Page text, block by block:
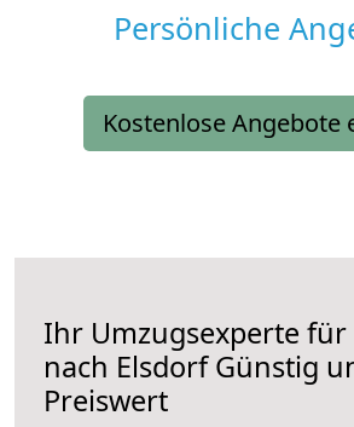
Persönliche
Kostenlose Angebote
Ihr Umzugsexperte für
nach ElsdorfGünstig
Preiswert